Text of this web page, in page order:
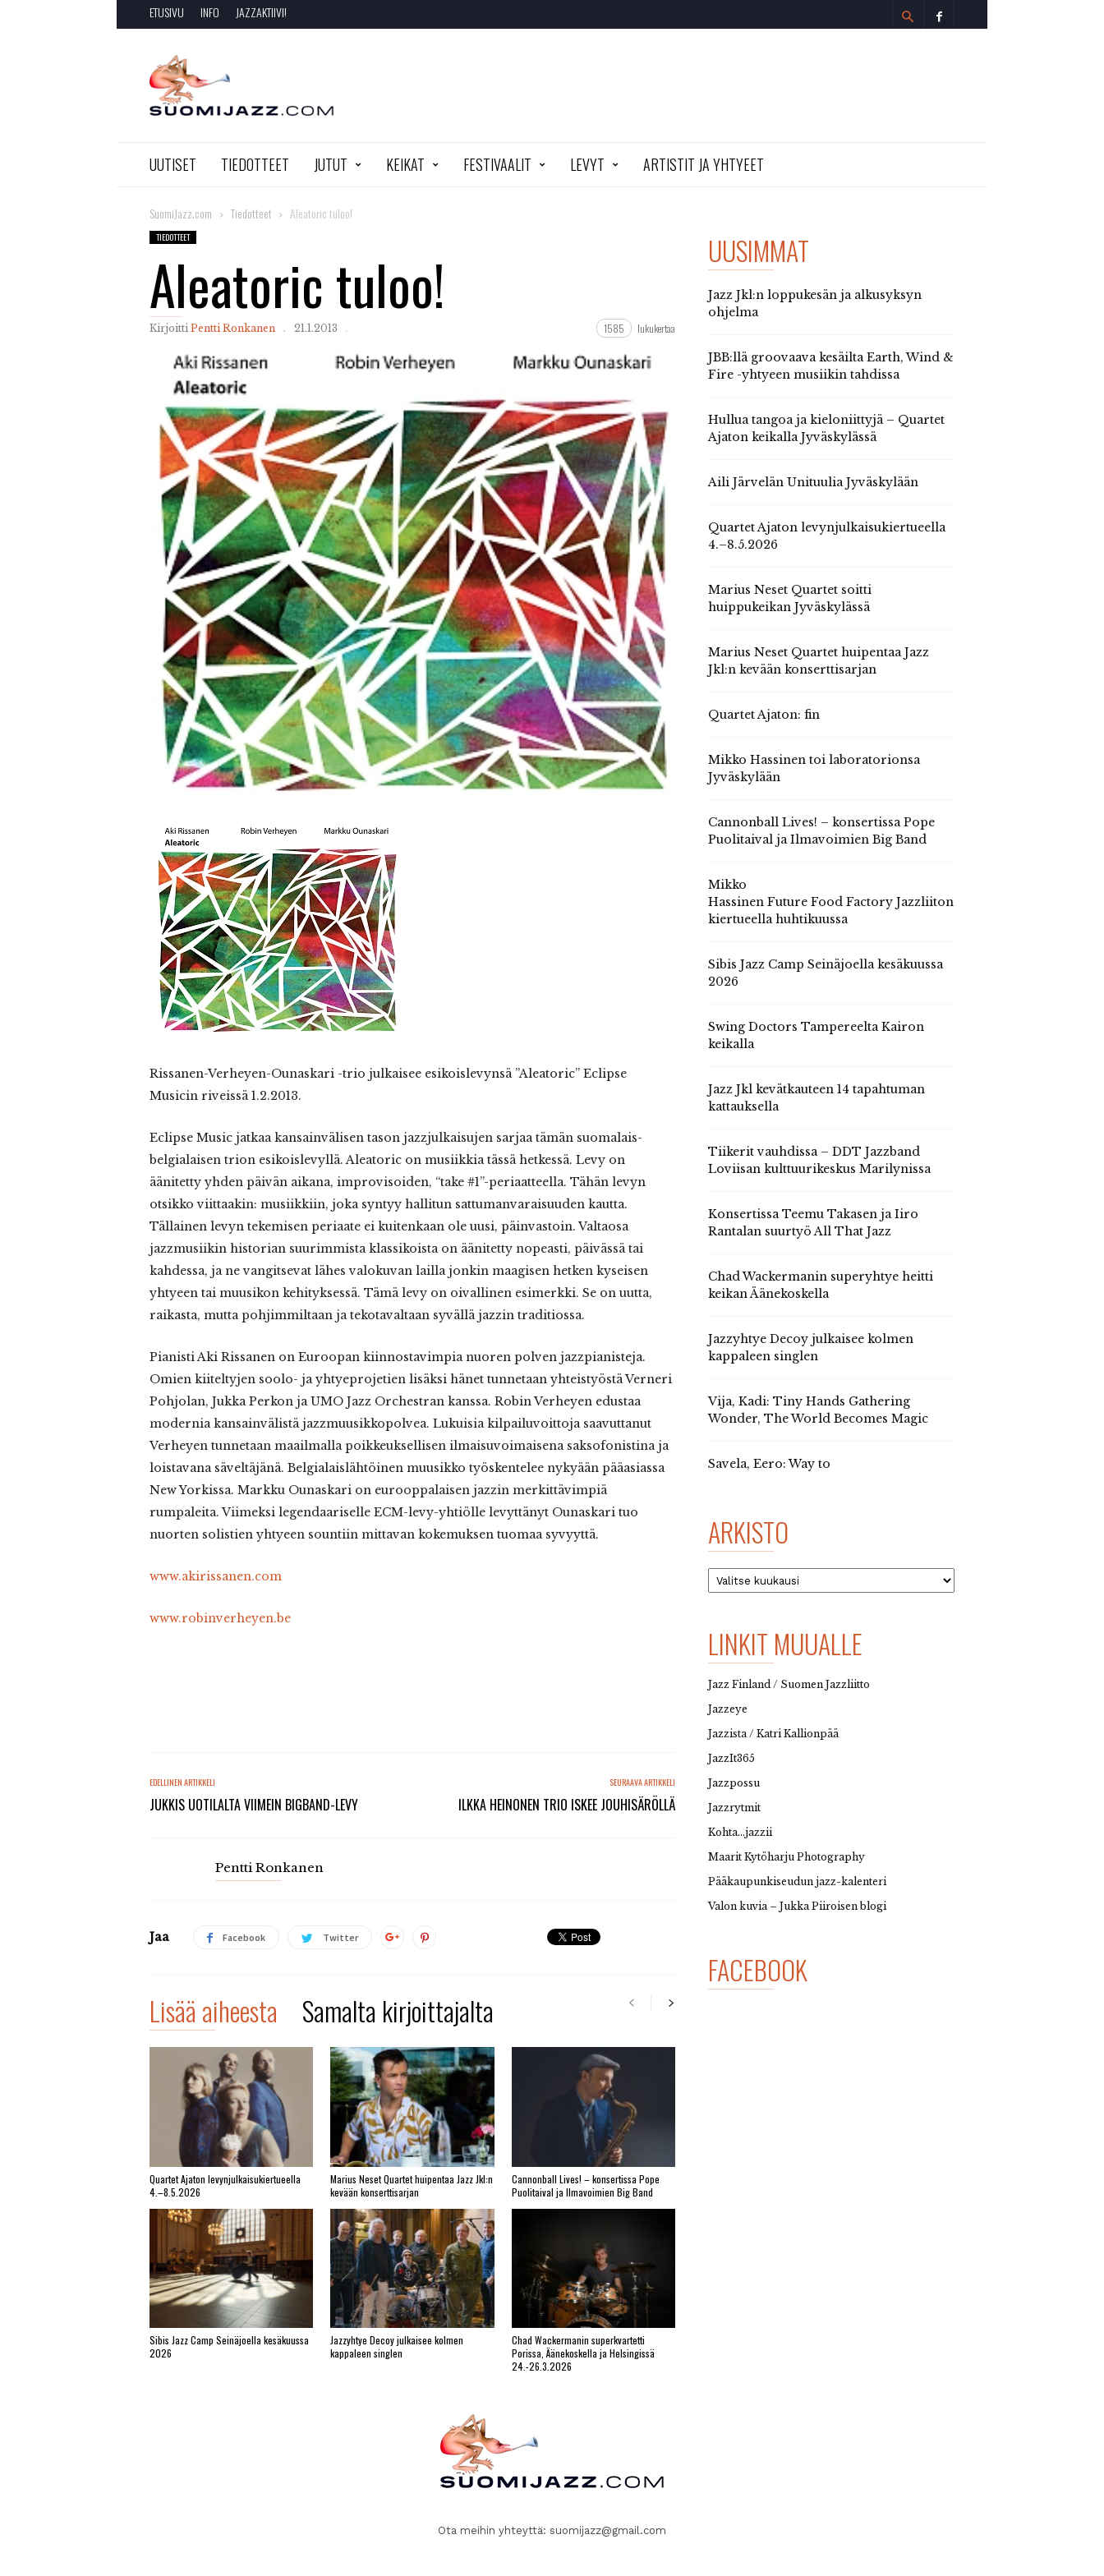
ETUSIVU INFO JAZZAKTIIVI!
SuomiJazz.com
UUTISET TIEDOTTEET JUTUT KEIKAT FESTIVAALIT LEVYT ARTISTIT JA YHTYEET
SuomiJazz.com Tiedotteet Aleatoric tuloo!
TIEDOTTEET
Aleatoric tuloo!
Kirjoitti Pentti Ronkanen 21.1.2013 1585 lukukertaa
Rissanen-Verheyen-Ounaskari -trio julkaisee esikoislevynsä ”Aleatoric” Eclipse
Musicin riveissä 1.2.2013.
Eclipse Music jatkaa kansainvälisen tason jazzjulkaisujen sarjaa tämän suomalais-
belgialaisen trion esikoislevyllä. Aleatoric on musiikkia tässä hetkessä. Levy on
äänitetty yhden päivän aikana, improvisoiden, “take #1”-periaatteella. Tähän levyn
otsikko viittaakin: musiikkiin, joka syntyy hallitun sattumanvaraisuuden kautta.
Tällainen levyn tekemisen periaate ei kuitenkaan ole uusi, päinvastoin. Valtaosa
jazzmusiikin historian suurimmista klassikoista on äänitetty nopeasti, päivässä tai
kahdessa, ja ne vangitsevat lähes valokuvan lailla jonkin maagisen hetken kyseisen
yhtyeen tai muusikon kehityksessä. Tämä levy on oivallinen esimerkki. Se on uutta,
raikasta, mutta pohjimmiltaan ja tekotavaltaan syvällä jazzin traditiossa.
Pianisti Aki Rissanen on Euroopan kiinnostavimpia nuoren polven jazzpianisteja.
Omien kiiteltyjen soolo- ja yhtyeprojetien lisäksi hänet tunnetaan yhteistyöstä Verneri
Pohjolan, Jukka Perkon ja UMO Jazz Orchestran kanssa. Robin Verheyen edustaa
modernia kansainvälistä jazzmuusikkopolvea. Lukuisia kilpailuvoittoja saavuttanut
Verheyen tunnetaan maailmalla poikkeuksellisen ilmaisuvoimaisena saksofonistina ja
loistavana säveltäjänä. Belgialaislähtöinen muusikko työskentelee nykyään pääasiassa
New Yorkissa. Markku Ounaskari on eurooppalaisen jazzin merkittävimpiä
rumpaleita. Viimeksi legendaariselle ECM-levy-yhtiölle levyttänyt Ounaskari tuo
nuorten solistien yhtyeen sountiin mittavan kokemuksen tuomaa syvyyttä.
www.akirissanen.com
www.robinverheyen.be
EDELLINEN ARTIKKELI
JUKKIS UOTILALTA VIIMEIN BIGBAND-LEVY
SEURAAVA ARTIKKELI
ILKKA HEINONEN TRIO ISKEE JOUHISÄRÖLLÄ
Pentti Ronkanen
Jaa Facebook Twitter
Lisää aiheesta Samalta kirjoittajalta
Quartet Ajaton levynjulkaisukiertueella
4.–8.5.2026
Marius Neset Quartet huipentaa Jazz Jkl:n
kevään konserttisarjan
Cannonball Lives! – konsertissa Pope
Puolitaival ja Ilmavoimien Big Band
Sibis Jazz Camp Seinäjoella kesäkuussa
2026
Jazzyhtye Decoy julkaisee kolmen
kappaleen singlen
Chad Wackermanin superkvartetti
Porissa, Äänekoskella ja Helsingissä
24.-26.3.2026
UUSIMMAT
Jazz Jkl:n loppukesän ja alkusyksyn
ohjelma
JBB:llä groovaava kesäilta Earth, Wind &
Fire -yhtyeen musiikin tahdissa
Hullua tangoa ja kieloniittyjä – Quartet
Ajaton keikalla Jyväskylässä
Aili Järvelän Unituulia Jyväskylään
Quartet Ajaton levynjulkaisukiertueella
4.–8.5.2026
Marius Neset Quartet soitti
huippukeikan Jyväskylässä
Marius Neset Quartet huipentaa Jazz
Jkl:n kevään konserttisarjan
Quartet Ajaton: fin
Mikko Hassinen toi laboratorionsa
Jyväskylään
Cannonball Lives! – konsertissa Pope
Puolitaival ja Ilmavoimien Big Band
Mikko
Hassinen Future Food Factory Jazzliiton
kiertueella huhtikuussa
Sibis Jazz Camp Seinäjoella kesäkuussa
2026
Swing Doctors Tampereelta Kairon
keikalla
Jazz Jkl kevätkauteen 14 tapahtuman
kattauksella
Tiikerit vauhdissa – DDT Jazzband
Loviisan kulttuurikeskus Marilynissa
Konsertissa Teemu Takasen ja Iiro
Rantalan suurtyö All That Jazz
Chad Wackermanin superyhtye heitti
keikan Äänekoskella
Jazzyhtye Decoy julkaisee kolmen
kappaleen singlen
Vija, Kadi: Tiny Hands Gathering
Wonder, The World Becomes Magic
Savela, Eero: Way to
ARKISTO
Arkisto
LINKIT MUUALLE
Jazz Finland / Suomen Jazzliitto
Jazzeye
Jazzista / Katri Kallionpää
JazzIt365
Jazzpossu
Jazzrytmit
Kohta…jazzii
Maarit Kytöharju Photography
Pääkaupunkiseudun jazz-kalenteri
Valon kuvia – Jukka Piiroisen blogi
FACEBOOK
Ota meihin yhteyttä: suomijazz@gmail.com